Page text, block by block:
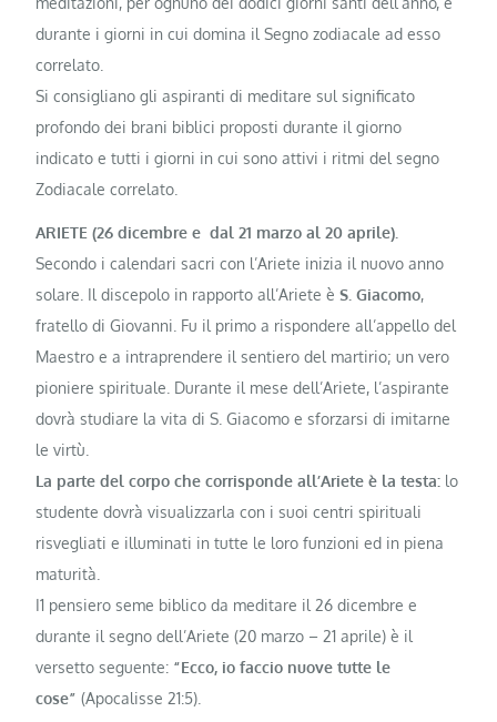
durante i giorni in cui domina il Segno zodiacale ad esso
correlato.
Si consigliano gli aspiranti di meditare sul significato
profondo dei brani biblici proposti durante il giorno
indicato e tutti i giorni in cui sono attivi i ritmi del segno
Zodiacale correlato.
ARIETE (26 dicembre e dal 21 mar­zo al 20 aprile).
Secondo i calendari sacri con l’Arie­te inizia il nuovo anno
solare. Il discepolo in rapporto all’Ariete èS. Giacomo,
fratello di Giovanni. Fu il primo a rispondere all’appello del
Mae­stro e a intraprendere il sentiero del martirio; un vero
pioniere spirituale. Durante il mese dell’Ariete, l’aspirante
dovrà studiare la vita di S. Giacomo e sforzarsi di imitarne
le virtù.
La parte del corpo che cor­risponde all’Ariete è la testa: lo
studente dovrà vi­sualizzarla con i suoi centri spi­rituali
risvegliati e illuminati in tutte le loro funzioni ed in piena
maturità.
I1 pensiero seme biblico da meditare il 26 dicembre e
durante il segno dell’Ariete (20 marzo – 21 aprile) è il
versetto seguente: “Ecco, io faccio nuove tutte le
cose” (Apocalisse 21:5).